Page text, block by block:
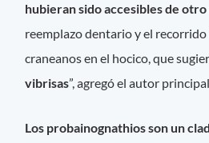
hubieran sido accesibles de
reemplazo dentario y el
craneanos en el hocico, que
vibrisas”, agregó el autor
Los probainognathios son un